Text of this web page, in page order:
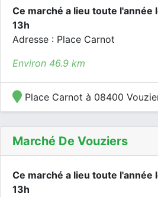
Ce marché a lieu toute l'année
13h
Adresse : Place Carnot
Environ 46.9 km
Place Carnot à 08400
Marché De Vouziers
Ce marché a lieu toute l'année
13h